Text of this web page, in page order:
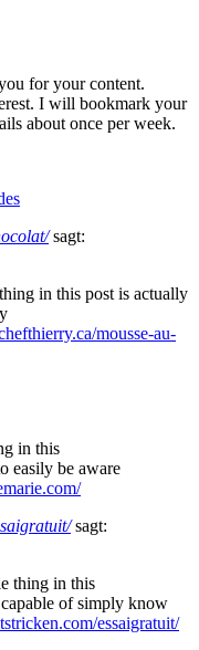
for your content.
I will bookmark your
about once per week.
sagt:
in this post is actually
mousse-au-
in this
easily be aware
sagt:
thing in this
of simply know
essaigratuit/